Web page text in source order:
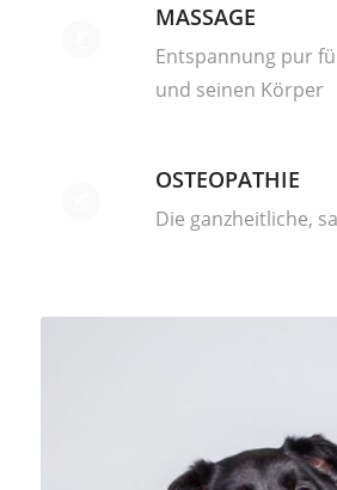
MASSAGE
Entspannung pur
und seinen Körper
OSTEOPATHIE
Die ganzheitliche,